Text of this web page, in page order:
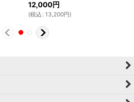
12,000円
(税込 : 13,200円)